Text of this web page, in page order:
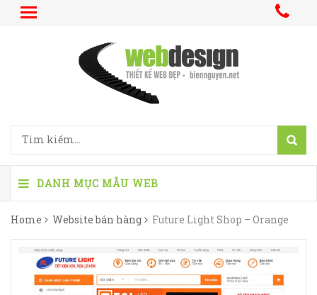
DANH MỤC MẪU WEB
Home Website bán hàng Future Light Shop – Orange